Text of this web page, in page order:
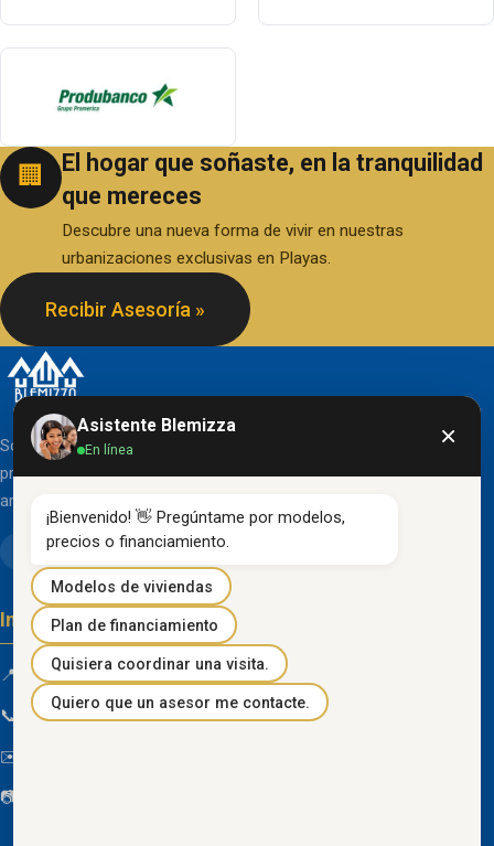
🏢
El hogar que soñaste, en la tranquilidad
que mereces
Descubre una nueva forma de vivir en nuestras
urbanizaciones exclusivas en Playas.
Recibir Asesoría »
Somos una organización líder en el desarrollo de
proyectos inmobiliarios que destacan por su diseño
arquitectónico clásico y acabados de primera línea.
Información de contacto
📍 Km 85 Vía Progreso, Playas, Guayas, Ecuador
📞 096 934 4318
✉️
📷
Asistente Blemizza
En línea ×
¡Bienvenido! 👋 Pregúntame por modelos,
precios o financiamiento.
Modelos de viviendas
Plan de financiamiento
Quisiera coordinar una visita.
Quiero que un asesor me contacte.